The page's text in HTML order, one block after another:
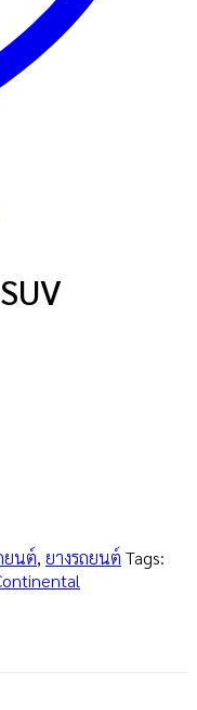
ยนต์, ยางรถยนต์ Tags: